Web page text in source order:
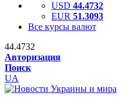
USD 44.4732
EUR 51.3093
Все курсы валют
44.4732
Авторизация
Поиск
UA